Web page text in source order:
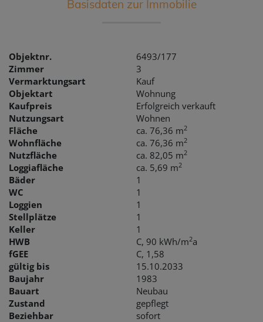
Basisdaten zur Immobilie
Objektnr.
6493/177
Zimmer
3
Vermarktungsart
Kauf
Objektart
Wohnung
Kaufpreis
Erfolgreich verkauft
Nutzungsart
Wohnen
Fläche
ca. 76,36 m2
Wohnfläche ca. 76,36 m2
Nutzfläche ca. 82,05 m2
Loggiafläche ca. 5,69 m2
Bäder
1
WC
1
Loggien
1
Stellplätze
1
Keller
1
HWB
C, 90 kWh/m2a
fGEE
C, 1,58
gültig bis
15.10.2033
Baujahr
1983
Bauart
Neubau
Zustand
gepflegt
Beziehbar
sofort